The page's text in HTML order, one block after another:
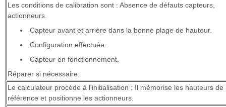
Les conditions de calibration sont : Absence de défauts capteurs,
actionneurs.
Capteur avant et arrière dans la bonne plage de hauteur.
Configuration effectuée.
Capteur en fonctionnement.
Réparer si nécessaire.
Le calculateur procède à l'initialisation : Il mémorise les hauteurs de
référence et positionne les actionneurs.